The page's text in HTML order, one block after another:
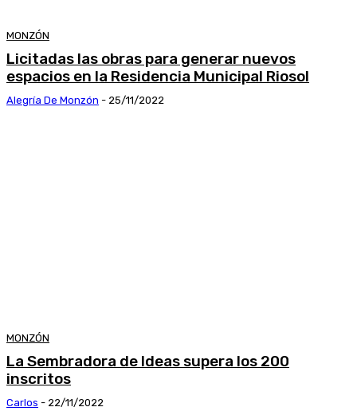
MONZÓN
Licitadas las obras para generar nuevos
espacios en la Residencia Municipal Riosol
Alegría De Monzón - 25/11/2022
MONZÓN
La Sembradora de Ideas supera los 200
inscritos
Carlos - 22/11/2022